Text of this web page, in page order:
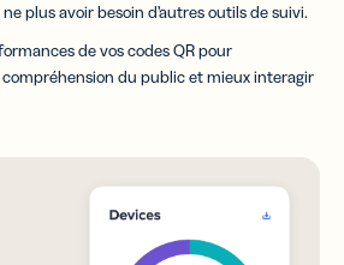
plus avoir besoin d’autres outils de suivi.
de vos codes QR pour
du public et mieux interagir